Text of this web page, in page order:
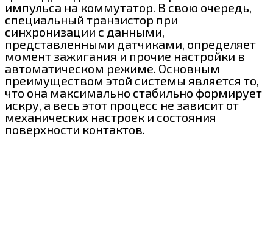
импульса на коммутатор. В свою очередь,
специальный транзистор при
синхронизации с данными,
представленными датчиками, определяет
момент зажигания и прочие настройки в
автоматическом режиме. Основным
преимуществом этой системы является то,
что она максимально стабильно формирует
искру, а весь этот процесс не зависит от
механических настроек и состояния
поверхности контактов.